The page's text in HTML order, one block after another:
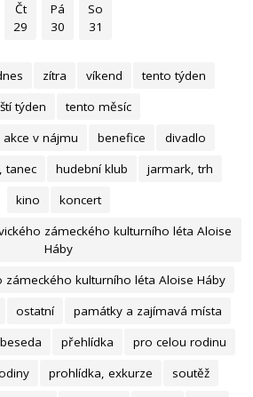
Čt
29
Pá
30
So
31
zítra víkend
tento týden
týden
tento měsíc
akce v nájmu benefice
divadlo
tanec hudební klub
jarmark, trh
kino
koncert
zámeckého kulturního léta Aloise
Háby
zámeckého kulturního léta Aloise Háby
ostatní
památky a zajímavá místa
přehlídka
pro celou rodinu
prohlídka, exkurze
soutěž